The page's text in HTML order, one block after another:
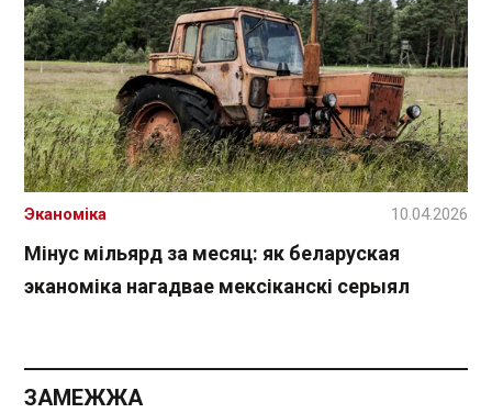
Мінус мільярд за месяц: як беларуская
эканоміка нагадвае мексіканскі серыял
Эканоміка 10.04.2026
ЗАМЕЖЖА